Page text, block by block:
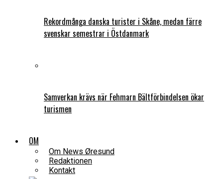
Rekordmånga danska turister i Skåne, medan färre
svenskar semestrar i Östdanmark
Samverkan krävs när Fehmarn Bältförbindelsen ökar
turismen
OM
Om News Øresund
Redaktionen
Kontakt